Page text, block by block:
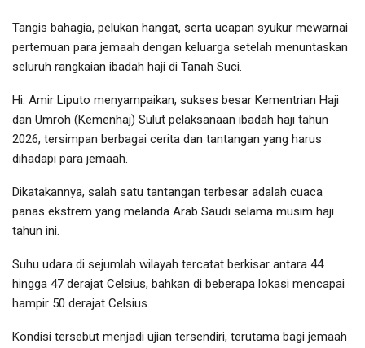
Tangis bahagia, pelukan hangat, serta ucapan syukur mewarnai
pertemuan para jemaah dengan keluarga setelah menuntaskan
seluruh rangkaian ibadah haji di Tanah Suci.
Hi. Amir Liputo menyampaikan, sukses besar Kementrian Haji
dan Umroh (Kemenhaj) Sulut pelaksanaan ibadah haji tahun
2026, tersimpan berbagai cerita dan tantangan yang harus
dihadapi para jemaah.
Dikatakannya, salah satu tantangan terbesar adalah cuaca
panas ekstrem yang melanda Arab Saudi selama musim haji
tahun ini.
Suhu udara di sejumlah wilayah tercatat berkisar antara 44
hingga 47 derajat Celsius, bahkan di beberapa lokasi mencapai
hampir 50 derajat Celsius.
Kondisi tersebut menjadi ujian tersendiri, terutama bagi jemaah